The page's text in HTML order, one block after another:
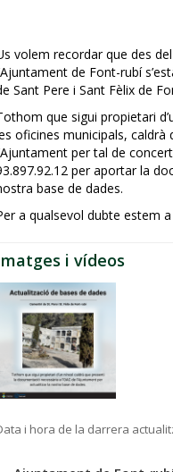
volem recordar que des
de Font-rubí
Sant Pere i Sant Fèlix de
que sigui propietari
oficines municipals,
per tal de
per aportar la
base de dades.
a qualsevol dubte estem
i vídeos
i hora de la darrera